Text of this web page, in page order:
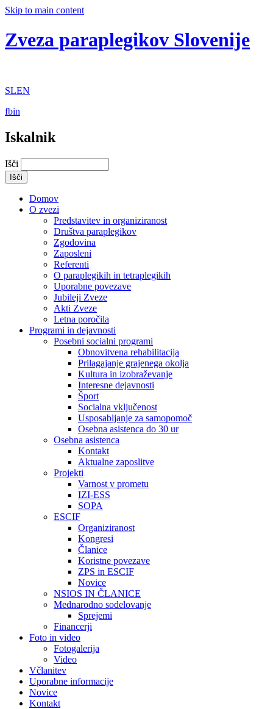
Skip to main content
Zveza paraplegikov Slovenije
SLEN
fbin
Iskalnik
Išči
Domov
O zvezi
Predstavitev in organiziranost
Društva paraplegikov
Zgodovina
Zaposleni
Referenti
O paraplegikih in tetraplegikih
Uporabne povezave
Jubileji Zveze
Akti Zveze
Letna poročila
Programi in dejavnosti
Posebni socialni programi
Obnovitvena rehabilitacija
Prilagajanje grajenega okolja
Kultura in izobraževanje
Interesne dejavnosti
Šport
Socialna vključenost
Usposabljanje za samopomoč
Osebna asistenca do 30 ur
Osebna asistenca
Kontakt
Aktualne zaposlitve
Projekti
Varnost v prometu
IZI-ESS
SOPA
ESCIF
Organiziranost
Kongresi
Članice
Koristne povezave
ZPS in ESCIF
Novice
NSIOS IN ČLANICE
Mednarodno sodelovanje
Sprejemi
Financerji
Foto in video
Fotogalerija
Video
Včlanitev
Uporabne informacije
Novice
Kontakt